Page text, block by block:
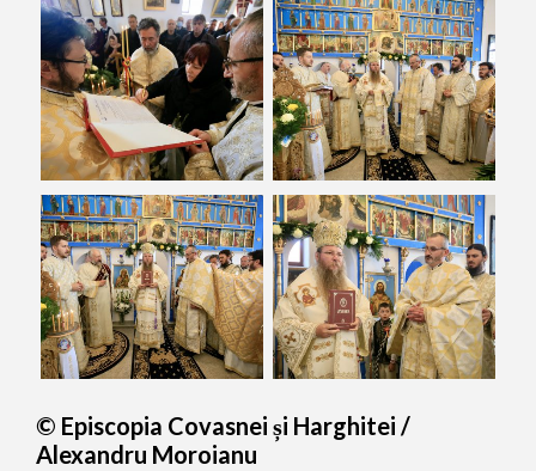
© Episcopia Covasnei și Harghitei /
Alexandru Moroianu